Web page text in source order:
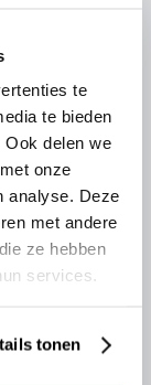
te
te bieden
delen we
onze
analyse. Deze
met andere
ze hebben
services.
tonen